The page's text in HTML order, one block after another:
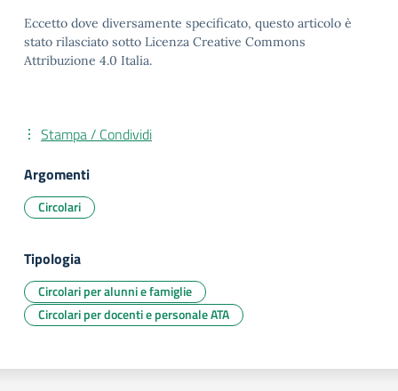
Eccetto dove diversamente specificato, questo articolo è
stato rilasciato sotto Licenza Creative Commons
Attribuzione 4.0 Italia.
Stampa / Condividi
Argomenti
Circolari
Tipologia
Circolari per alunni e famiglie
Circolari per docenti e personale ATA